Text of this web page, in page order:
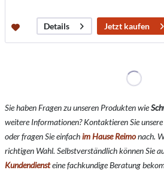
Details Jetzt kaufen
Sie haben Fragen zu unseren Produkten wie
weitere Informationen? Kontaktieren Sie unsere
oder fragen Sie einfachim Hause Reimonach.
richtigen Wahl. Selbstverständlich können Sie
Kundendiensteine fachkundige Beratung